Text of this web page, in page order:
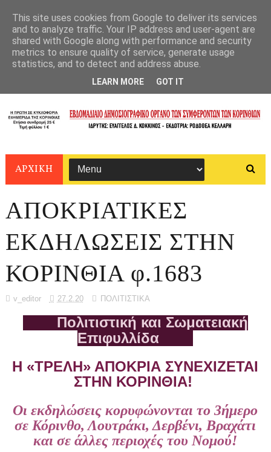
ΑΡΧΙΚΗ
ΑΠΟΚΡΙΑΤΙΚΕΣ
ΕΚΔΗΛΩΣΕΙΣ ΣΤΗΝ
ΚΟΡΙΝΘΙΑ φ.1683
v_editor 27.2.20 ΠΟΛΙΤΙΣΤΙΚΑ
Πολιτιστική και Σωματειακή
Επιφυλλίδα
Η «ΤΡΕΛΗ» ΑΠΟΚΡΙΑ ΣΥΝΕΧΙΖΕΤΑΙ
ΣΤΗΝ ΚΟΡΙΝΘΙΑ!
Οι εκδηλώσεις κορυφώνονται το 3ήμερο
σε Κόρινθο, Λουτράκι, Δερβένι, Βραχάτι
και σε άλλες περιοχές του Νομού!
This site uses cookies from Google to deliver its services
and to analyze traffic. Your IP address and user-agent are
shared with Google along with performance and security
metrics to ensure quality of service, generate usage
statistics, and to detect and address abuse.
LEARN MORE GOT IT